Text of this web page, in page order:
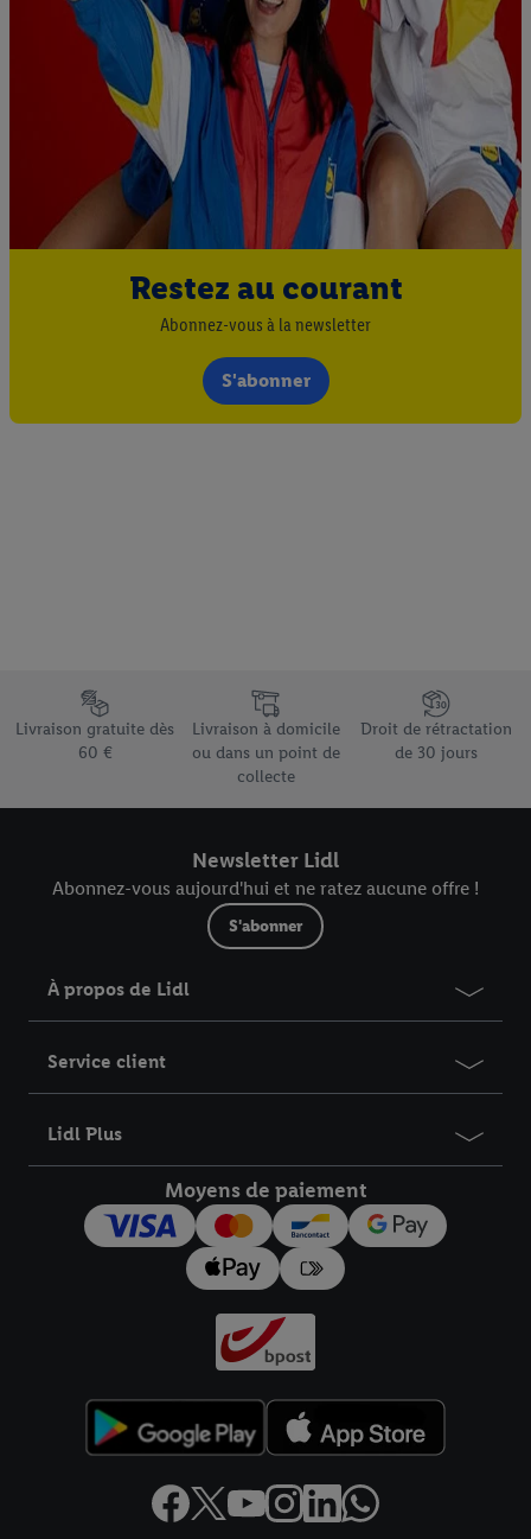
Restez au courant
Abonnez-vous à la newsletter
S'abonner
Élément du pied de page avec les différents arguments de
Livraison gratuite dès
60 €
Livraison à domicile
ou dans un point de
collecte
Droit de rétractation
de 30 jours
Newsletter Lidl
Abonnez-vous aujourd'hui et ne ratez aucune offre !
S'abonner
À propos de Lidl
Service client
Lidl Plus
Moyens de paiement